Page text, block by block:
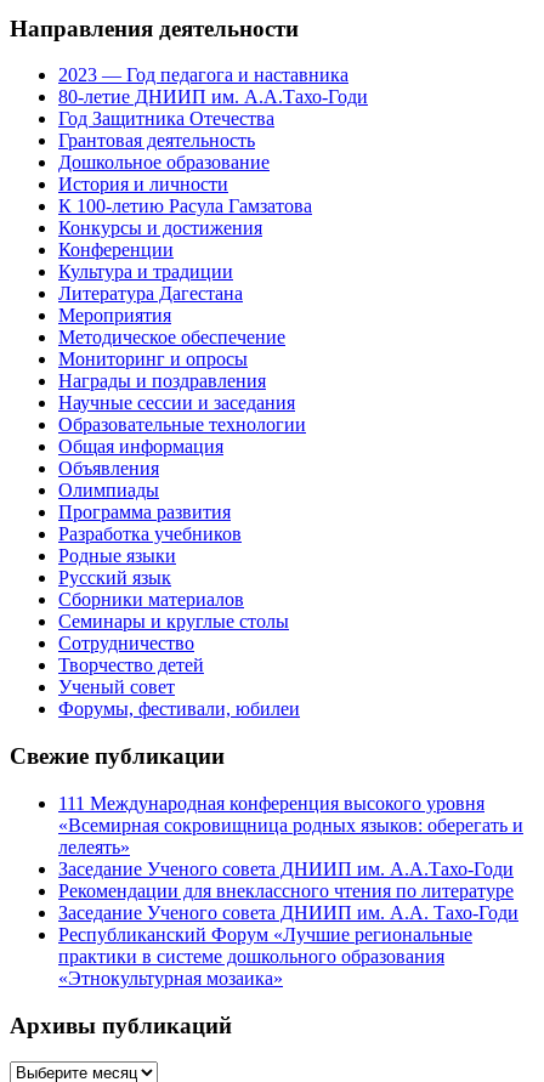
Направления деятельности
2023 — Год педагога и наставника
80-летие ДНИИП им. А.А.Тахо-Годи
Год Защитника Отечества
Грантовая деятельность
Дошкольное образование
История и личности
К 100-летию Расула Гамзатова
Конкурсы и достижения
Конференции
Культура и традиции
Литература Дагестана
Мероприятия
Методическое обеспечение
Мониторинг и опросы
Награды и поздравления
Научные сессии и заседания
Образовательные технологии
Общая информация
Объявления
Олимпиады
Программа развития
Разработка учебников
Родные языки
Русский язык
Сборники материалов
Семинары и круглые столы
Сотрудничество
Творчество детей
Ученый совет
Форумы, фестивали, юбилеи
Свежие публикации
111 Международная конференция высокого уровня
«Всемирная сокровищница родных языков: оберегать и
лелеять»
Заседание Ученого совета ДНИИП им. А.А.Тахо-Годи
Рекомендации для внеклассного чтения по литературе
Заседание Ученого совета ДНИИП им. А.А. Тахо-Годи
Республиканский Форум «Лучшие региональные
практики в системе дошкольного образования
«Этнокультурная мозаика»
Архивы публикаций
Архивы